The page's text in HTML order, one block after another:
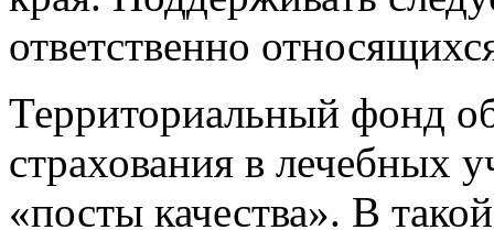
ответственно
Территориальный фонд
страхования в лечебных
«посты качества». В